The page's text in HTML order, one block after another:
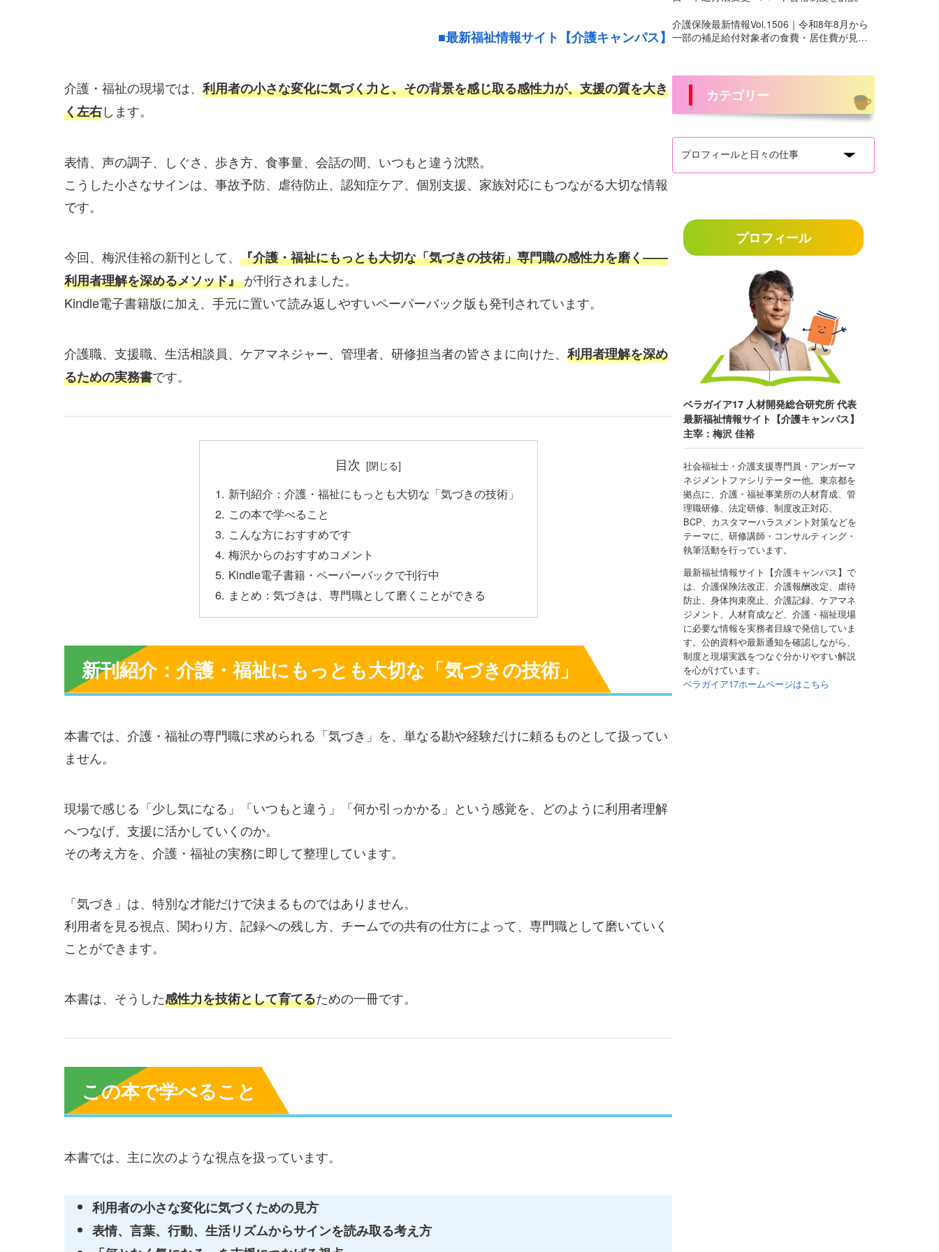
■最新福祉情報サイト【介護キャンパス】
介護・福祉の現場では、 利用者の小さな変化に気づく力と、その背景を感じ取る感性力が、支援の質を大き
く左右します。
表情、声の調子、しぐさ、歩き方、食事量、会話の間、いつもと違う沈黙。
こうした小さなサインは、事故予防、虐待防止、認知症ケア、個別支援、家族対応にもつながる大切な情報
です。
今回、梅沢佳裕の新刊として、 『介護・福祉にもっとも大切な「気づきの技術」専門職の感性力を磨く――
利用者理解を深めるメソッド』 が刊行されました。
Kindle電子書籍版に加え、手元に置いて読み返しやすいペーパーバック版も発刊されています。
介護職、支援職、生活相談員、ケアマネジャー、管理者、研修担当者の皆さまに向けた、 利用者理解を深め
るための実務書です。
目次
新刊紹介：介護・福祉にもっとも大切な「気づきの技術」
この本で学べること
こんな方におすすめです
梅沢からのおすすめコメント
Kindle電子書籍・ペーパーバックで刊行中
まとめ：気づきは、専門職として磨くことができる
新刊紹介：介護・福祉にもっとも大切な「気づきの技術」
本書では、介護・福祉の専門職に求められる「気づき」を、単なる勘や経験だけに頼るものとして扱ってい
ません。
現場で感じる「少し気になる」「いつもと違う」「何か引っかかる」という感覚を、どのように利用者理解
へつなげ、支援に活かしていくのか。
その考え方を、介護・福祉の実務に即して整理しています。
「気づき」は、特別な才能だけで決まるものではありません。
利用者を見る視点、関わり方、記録への残し方、チームでの共有の仕方によって、専門職として磨いていく
ことができます。
本書は、そうした感性力を技術として育てるための一冊です。
この本で学べること
本書では、主に次のような視点を扱っています。
利用者の小さな変化に気づくための見方
表情、言葉、行動、生活リズムからサインを読み取る考え方
介護保険最新情報Vol.1506｜令和8年8月から
一部の補足給付対象者の食費・居住費が見直
カテゴリー
プロフィール
ベラガイア17 人材開発総合研究所 代表
最新福祉情報サイト【介護キャンパス】
主宰：梅沢 佳裕
社会福祉士・介護支援専門員・アンガーマ
ネジメントファシリテーター他。東京都を
拠点に、介護・福祉事業所の人材育成、管
理職研修、法定研修、制度改正対応、
BCP、カスタマーハラスメント対策などを
テーマに、研修講師・コンサルティング・
執筆活動を行っています。
最新福祉情報サイト【介護キャンパス】で
は、介護保険法改正、介護報酬改定、虐待
防止、身体拘束廃止、介護記録、ケアマネ
ジメント、人材育成など、介護・福祉現場
に必要な情報を実務者目線で発信していま
す。公的資料や最新通知を確認しながら、
制度と現場実践をつなぐ分かりやすい解説
を心がけています。
ベラガイア17ホームページはこちら